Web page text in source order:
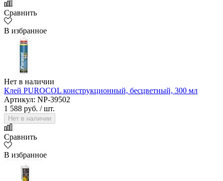
Сравнить
В избранное
Нет в наличии
Клей PUROCOL конструкционный, бесцветный, 300 мл
Артикул: NP-39502
1 588 руб. / шт.
Нет в наличии
Сравнить
В избранное